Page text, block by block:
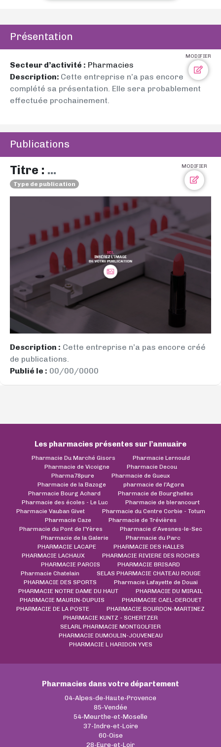
Présentation
MODIFIER
Secteur d’activité : Pharmacies
Description: Cette entreprise n’a pas encore
complété sa présentation. Elle sera probablement
effectuée prochainement.
Publications
MODIFIER
Titre : ...
Type de publication
Description : Cette entreprise n’a pas encore créé
de publications.
Publié le : 00/00/0000
Les pharmacies présentes sur l’annuaire
Pharmacie Du Marché Gisors
Pharmacie Lernould
Pharmacie de Vicoigne
Pharmacie Decou
Pharma78pure
Pharmacie de Gueux
Pharmacie de la Bazoge
pharmacie de l'Agora
Pharmacie Bourg Achard
Pharmacie de Bourghelles
Pharmacie des écoles - Le Luc
Pharmacie de blerancourt
Pharmacie Vauban Givet
Pharmacie du Centre Corbie - Totum
Pharmacie Caze
Pharmacie de Trévières
Pharmacie du Pont de l'Yères
Pharmacie d’Avesnes-le-Sec
Pharmacie de la Galerie
Pharmacie du Parc
PHARMACIE LACAPE
PHARMACIE DES HALLES
PHARMACIE LACHAUX
PHARMACIE RIVIERE DES ROCHES
PHARMACIE PAROIS
PHARMACIE BRISARD
Pharmacie Chatelain
SELAS PHARMACIE CHATEAU ROUGE
PHARMACIE DES SPORTS
Pharmacie Lafayette de Douai
PHARMACIE NOTRE DAME DU HAUT
PHARMACIE DU MIRAIL
PHARMACIE MAURIN-DUPUIS
PHARMACIE CAEL-DEROUET
PHARMACIE DE LA POSTE
PHARMACIE BOURDON-MARTINEZ
PHARMACIE KUNTZ - SCHERTZER
SELARL PHARMACIE MONTGOLFIER
PHARMACIE DUMOULIN-JOUVENEAU
PHARMACIE L HARIDON YVES
Pharmacies dans votre département
04-Alpes-de-Haute-Provence
85-Vendée
54-Meurthe-et-Moselle
37-Indre-et-Loire
60-Oise
28-Eure-et-Loir